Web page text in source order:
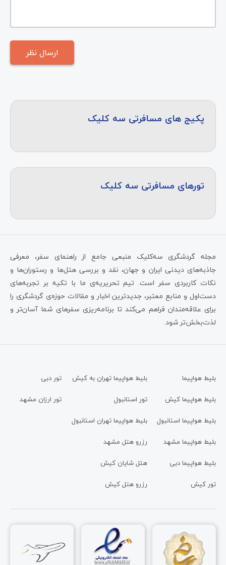
پکیج های مسافرتی سه کلیک
تورهای مسافرتی سه کلیک
مجله گردشگری سه‌کلیک منبعی جامع از راهنمای سفر، معرفی
جاذبه‌های دیدنی ایران و جهان، نقد و بررسی هتل‌ها و رستوران‌ها و
نکات کاربردی سفر است. تیم تحریریه‌ی ما با تکیه بر تجربه‌های
دست‌اول و منابع معتبر، جدیدترین اخبار و مقالات حوزه‌ی گردشگری را
برای علاقه‌مندان فراهم می‌کند تا برنامه‌ریزی سفرهای شما آسان‌تر و
لذت‌بخش‌تر شود.
بلیط هواپیما
بلیط هواپیما کیش
بلیط هواپیما استانبول
بلیط هواپیما مشهد
بلیط هواپیما دبی
تور کیش
بلیط هواپیما تهران به کیش
تور استانبول
بلیط هواپیما تهران استانبول
رزرو هتل مشهد
هتل شایان کیش
رزرو هتل کیش
تور دبی
تور ارزان مشهد